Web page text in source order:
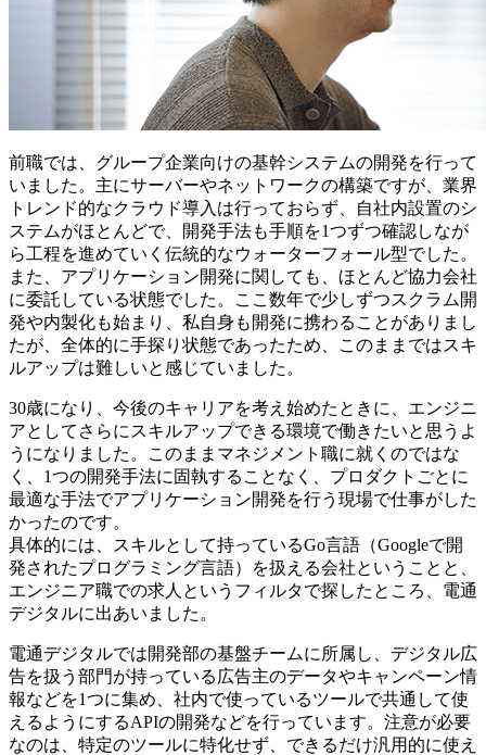
前職では、グループ企業向けの基幹システムの開発を行って
いました。主にサーバーやネットワークの構築ですが、業界
トレンド的なクラウド導入は行っておらず、自社内設置のシ
ステムがほとんどで、開発手法も手順を1つずつ確認しなが
ら工程を進めていく伝統的なウォーターフォール型でした。
また、アプリケーション開発に関しても、ほとんど協力会社
に委託している状態でした。ここ数年で少しずつスクラム開
発や内製化も始まり、私自身も開発に携わることがありまし
たが、全体的に手探り状態であったため、このままではスキ
ルアップは難しいと感じていました。
30歳になり、今後のキャリアを考え始めたときに、エンジニ
アとしてさらにスキルアップできる環境で働きたいと思うよ
うになりました。このままマネジメント職に就くのではな
く、1つの開発手法に固執することなく、プロダクトごとに
最適な手法でアプリケーション開発を行う現場で仕事がした
かったのです。
具体的には、スキルとして持っているGo言語（Googleで開
発されたプログラミング言語）を扱える会社ということと、
エンジニア職での求人というフィルタで探したところ、電通
デジタルに出あいました。
電通デジタルでは開発部の基盤チームに所属し、デジタル広
告を扱う部門が持っている広告主のデータやキャンペーン情
報などを1つに集め、社内で使っているツールで共通して使
えるようにするAPIの開発などを行っています。注意が必要
なのは、特定のツールに特化せず、できるだけ汎用的に使え